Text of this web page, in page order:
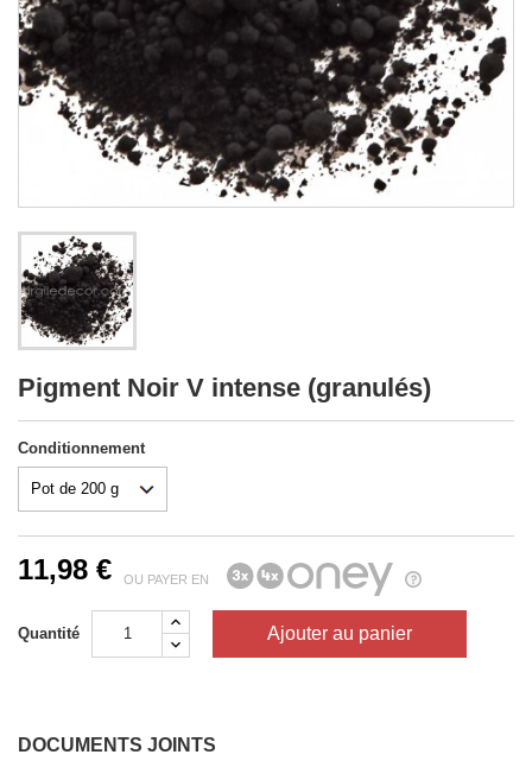
Pigment Noir V intense (granulés)
Conditionnement
11,98 € OU PAYER EN
Quantité Ajouter au panier
DOCUMENTS JOINTS